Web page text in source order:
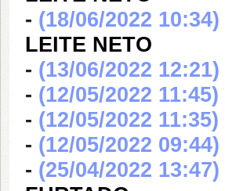
- (18/06/2022 10:34)
LEITE NETO
- (13/06/2022 12:21)
- (12/05/2022 11:45)
- (12/05/2022 11:35)
- (12/05/2022 09:44)
- (25/04/2022 13:47)